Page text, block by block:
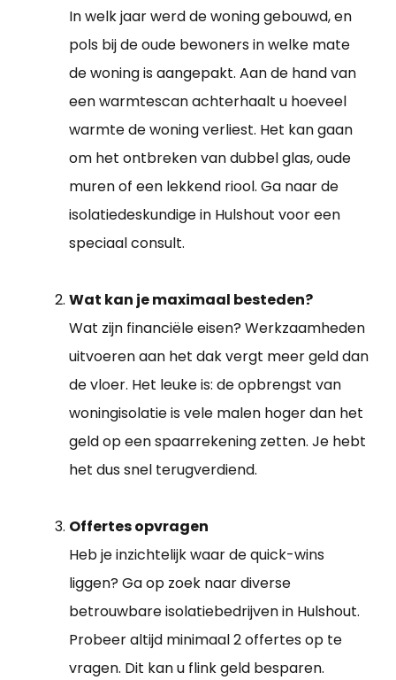
In welk jaar werd de woning gebouwd, en
pols bij de oude bewoners in welke mate
de woning is aangepakt. Aan de hand van
een warmtescan achterhaalt u hoeveel
warmte de woning verliest. Het kan gaan
om het ontbreken van dubbel glas, oude
muren of een lekkend riool. Ga naar de
isolatiedeskundige in Hulshout voor een
speciaal consult.
Wat kan je maximaal besteden?
Wat zijn financiële eisen? Werkzaamheden
uitvoeren aan het dak vergt meer geld dan
de vloer. Het leuke is: de opbrengst van
woningisolatie is vele malen hoger dan het
geld op een spaarrekening zetten. Je hebt
het dus snel terugverdiend.
Offertes opvragen
Heb je inzichtelijk waar de quick-wins
liggen? Ga op zoek naar diverse
betrouwbare isolatiebedrijven in Hulshout.
Probeer altijd minimaal 2 offertes op te
vragen. Dit kan u flink geld besparen.